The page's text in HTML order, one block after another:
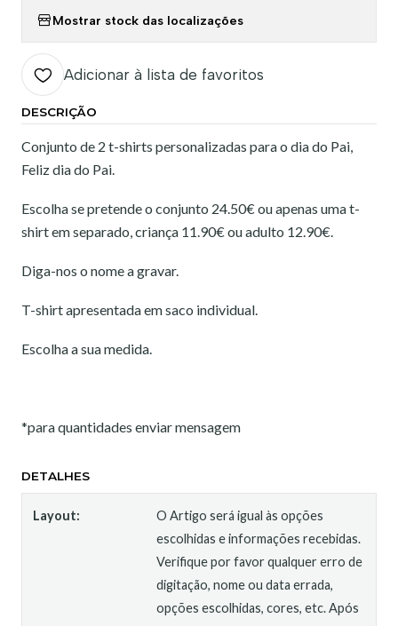
Mostrar stock das localizações
Adicionar à lista de favoritos
DESCRIÇÃO
Conjunto de 2 t-shirts personalizadas para o dia do Pai,
Feliz dia do Pai.
Escolha se pretende o conjunto 24.50€ ou apenas uma t-
shirt em separado, criança 11.90€ ou adulto 12.90€.
Diga-nos o nome a gravar.
T-shirt apresentada em saco individual.
Escolha a sua medida.
*para quantidades enviar mensagem
DETALHES
Layout:
O Artigo será igual às opções
escolhidas e informações recebidas.
Verifique por favor qualquer erro de
digitação, nome ou data errada,
opções escolhidas, cores, etc. Após